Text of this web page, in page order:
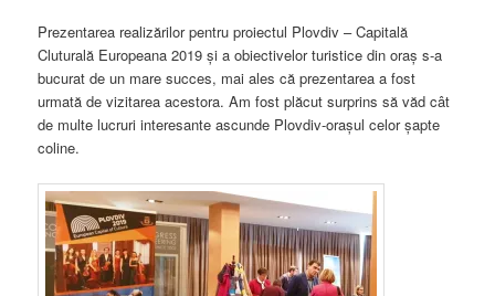
Prezentarea realizărilor pentru proiectul Plovdiv – Capitală
Cluturală Europeana 2019 și a obiectivelor turistice din oraș s-a
bucurat de un mare succes, mai ales că prezentarea a fost
urmată de vizitarea acestora. Am fost plăcut surprins să văd cât
de multe lucruri interesante ascunde Plovdiv-orașul celor șapte
coline.